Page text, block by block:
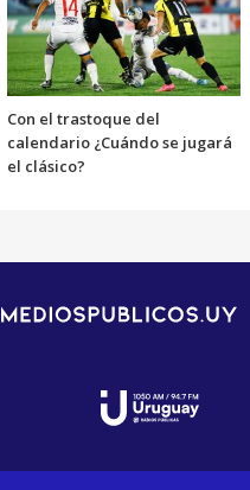
Con el trastoque del
calendario ¿Cuándo se jugará
el clásico?